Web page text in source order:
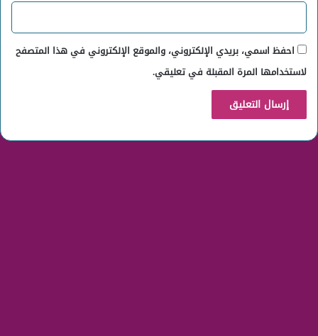
احفظ اسمي، بريدي الإلكتروني، والموقع الإلكتروني في هذا المتصفح
لاستخدامها المرة المقبلة في تعليقي.